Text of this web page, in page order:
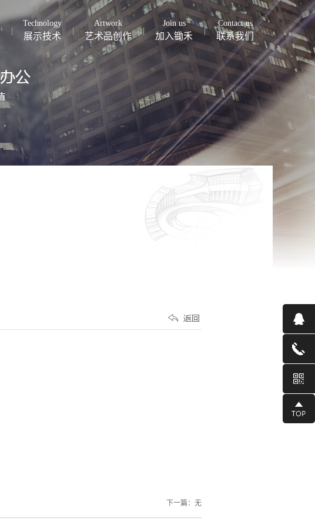
展示技术
Technology
艺术品创作
Artwork
加入锄禾
Join us
联系我们
Contact us
下一篇：无